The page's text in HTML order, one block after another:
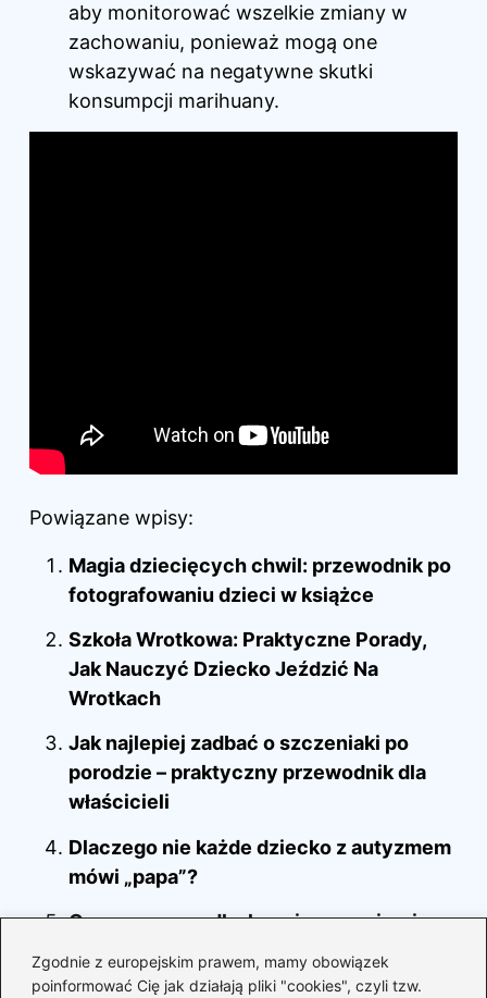
Zgodnie z europejskim prawem, mamy obowiązek
poinformować Cię jak działają pliki "cookies", czyli tzw.
aby monitorować wszelkie zmiany w
zachowaniu, ponieważ mogą one
wskazywać na negatywne skutki
konsumpcji marihuany.
Powiązane wpisy:
Magia dziecięcych chwil: przewodnik po
fotografowaniu dzieci w książce
Szkoła Wrotkowa: Praktyczne Porady,
Jak Nauczyć Dziecko Jeździć Na
Wrotkach
Jak najlepiej zadbać o szczeniaki po
porodzie – praktyczny przewodnik dla
właścicieli
Dlaczego nie każde dziecko z autyzmem
mówi „papa”?
Ospa u noworodka karmionego piersią –
co warto wiedzieć, aby chronić
maluszka?